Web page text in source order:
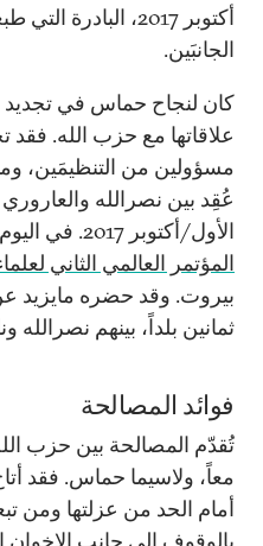
أكتوبر 2017،
الجانبَين.
كان لنجاح حماس في تجديد
علاقاتها مع حزب الله. فقد
مسؤولين من التنظيمَين،
عُقِد بين نصرالله
الأول/أكتوبر 2017. في اليوم التالي، شارك هنية في
المؤتمر العالمي الثاني
بيروت. وقد حضره
ثمانين بلداً، بينهم نصرالله
فوائد المصالحة
تُقدّم المصالحة بين حزب
معاً، ولاسيما حماس. فقد
أمام الحد من عزلتها ومن